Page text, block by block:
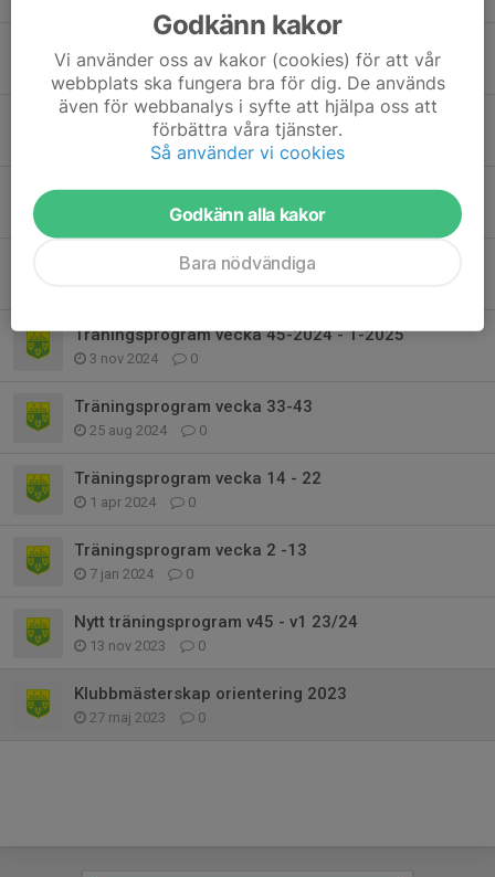
4 jan, 10:23 0
Träningsprogram vecka 45 - 51, 2025
23 nov 2025
Träningsprogram hösten 2025
31 aug 2025 0
Träningsprogram vecka 14 - 21
Träningsprogram vecka 45-2024 - 1-2025
3 nov 2024 0
Träningsprogram vecka 33-43
25 aug 2024 0
Träningsprogram vecka 14 - 22
1 apr 2024 0
Träningsprogram vecka 2 -13
7 jan 2024 0
Nytt träningsprogram v45 - v1 23/24
13 nov 2023 0
Klubbmästerskap orientering 2023
27 maj 2023 0
Godkänn kakor
Vi använder oss av kakor (cookies) för att vår
webbplats ska fungera bra för dig. De används
även för webbanalys i syfte att hjälpa oss att
förbättra våra tjänster.
Så använder vi cookies
Godkänn alla kakor
Bara nödvändiga